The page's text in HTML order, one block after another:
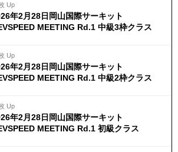
Up
年2月28日岡山国際サーキット
MEETING Rd.1 中級3枠クラス
Up
年2月28日岡山国際サーキット
MEETING Rd.1 中級2枠クラス
Up
年2月28日岡山国際サーキット
MEETING Rd.1 初級クラス